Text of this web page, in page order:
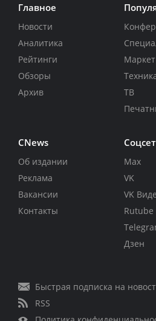
Главное
Новости
Аналитика
Рейтинги
Обзоры
Архив
Маркет
ТВ
CNews
Об издании
Реклама
Вакансии
Контакты
Max
VK
VK
Rutube
Дзен
Быстрая подписка на
RSS